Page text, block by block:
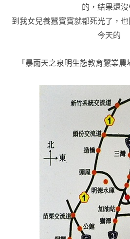
的 ， 結果還
到我女兒養蠶寶寶就都死光了 ，
今天的
「暴雨天之泉明生態教育蠶業農